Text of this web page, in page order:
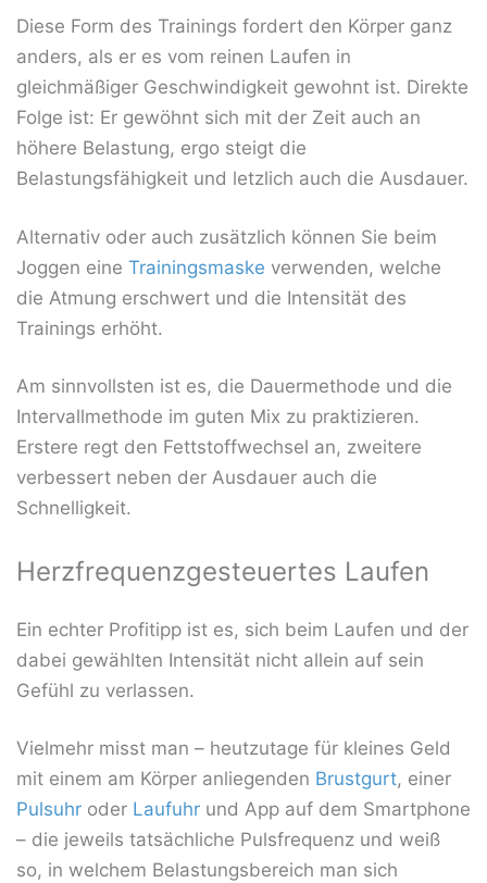
Diese Form des Trainings fordert den Körper ganz
anders, als er es vom reinen Laufen in
gleichmäßiger Geschwindigkeit gewohnt ist. Direkte
Folge ist: Er gewöhnt sich mit der Zeit auch an
höhere Belastung, ergo steigt die
Belastungsfähigkeit und letzlich auch die Ausdauer.
Alternativ oder auch zusätzlich können Sie beim
Joggen eine Trainingsmaske verwenden, welche
die Atmung erschwert und die Intensität des
Trainings erhöht.
Am sinnvollsten ist es, die Dauermethode und die
Intervallmethode im guten Mix zu praktizieren.
Erstere regt den Fettstoffwechsel an, zweitere
verbessert neben der Ausdauer auch die
Schnelligkeit.
Herzfrequenzgesteuertes Laufen
Ein echter Profitipp ist es, sich beim Laufen und der
dabei gewählten Intensität nicht allein auf sein
Gefühl zu verlassen.
Vielmehr misst man – heutzutage für kleines Geld
mit einem am Körper anliegenden Brustgurt, einer
Pulsuhr oder Laufuhr und App auf dem Smartphone
– die jeweils tatsächliche Pulsfrequenz und weiß
so, in welchem Belastungsbereich man sich